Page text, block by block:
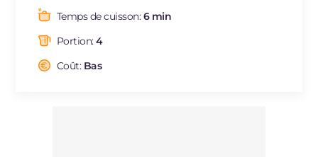
BR
Temps de cuisson:6 min
Portion:4
Coût: Bas